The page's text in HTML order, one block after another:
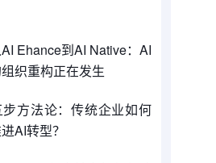
Ehance到AI Native：AI
织重构正在发生
步方法论：传统企业如何
AI转型？